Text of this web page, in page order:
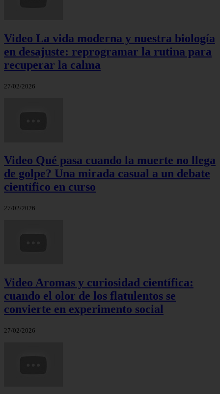
Video La vida moderna y nuestra biología
en desajuste: reprogramar la rutina para
recuperar la calma
27/02/2026
Video Qué pasa cuando la muerte no llega
de golpe? Una mirada casual a un debate
científico en curso
27/02/2026
Video Aromas y curiosidad científica:
cuando el olor de los flatulentos se
convierte en experimento social
27/02/2026